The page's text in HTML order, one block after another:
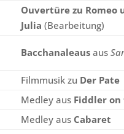
Ouvertüre zu Romeo
Julia (Bearbeitung)
Bacchanaleaus aus
Filmmusik zu Der Pate
Medley aus Fiddler on
Medley aus Cabaret